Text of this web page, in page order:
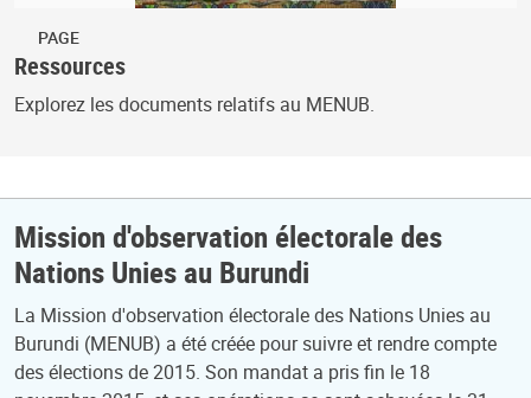
PAGE
Ressources
Explorez les documents relatifs au MENUB.
Mission d'observation électorale des
Nations Unies au Burundi
La Mission d'observation électorale des Nations Unies au
Burundi (MENUB) a été créée pour suivre et rendre compte
des élections de 2015. Son mandat a pris fin le 18